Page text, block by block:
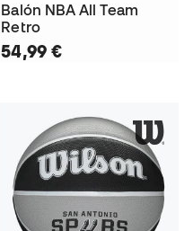
Balón NBA All Team
Retro
54,99 €